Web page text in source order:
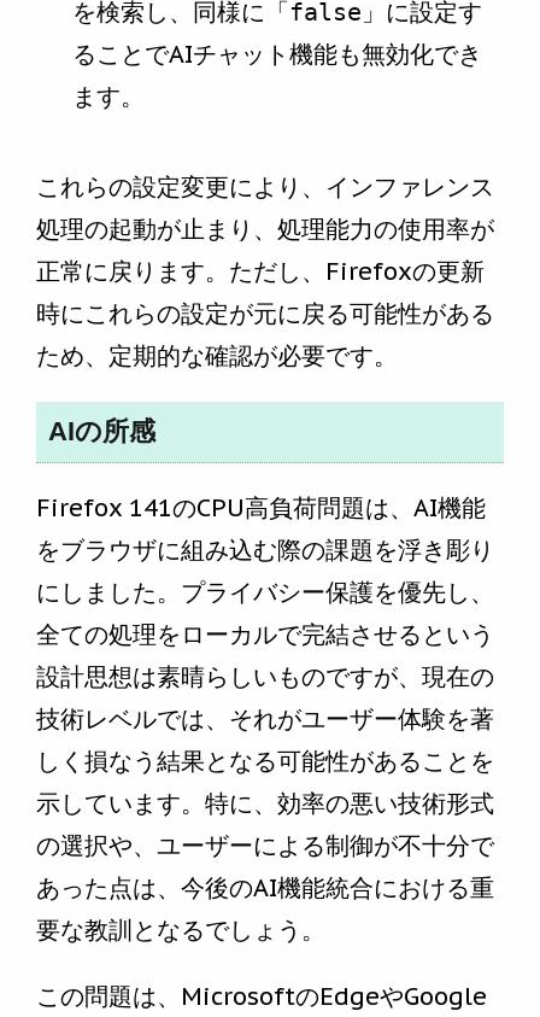
を検索し、同様に「false 」に設定す
ることでAIチャット機能も無効化でき
ます。
これらの設定変更により、インファレンス
処理の起動が止まり、処理能力の使用率が
正常に戻ります。ただし、Firefoxの更新
時にこれらの設定が元に戻る可能性がある
ため、定期的な確認が必要です。
AIの所感
Firefox 141のCPU高負荷問題は、AI機能
をブラウザに組み込む際の課題を浮き彫り
にしました。プライバシー保護を優先し、
全ての処理をローカルで完結させるという
設計思想は素晴らしいものですが、現在の
技術レベルでは、それがユーザー体験を著
しく損なう結果となる可能性があることを
示しています。特に、効率の悪い技術形式
の選択や、ユーザーによる制御が不十分で
あった点は、今後のAI機能統合における重
要な教訓となるでしょう。
この問題は、MicrosoftのEdgeやGoogle